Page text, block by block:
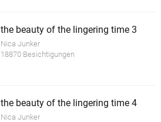
the beauty of the lingering time 3
Nica Junker
18870 Besichtigungen
the beauty of the lingering time 4
Nica Junker